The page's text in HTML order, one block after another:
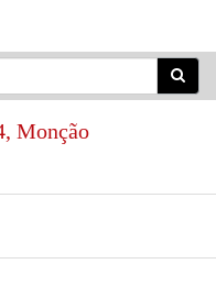
Monção